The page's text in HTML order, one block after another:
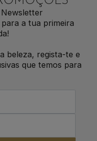
a tua primeira
beleza, regista-te e
que temos para